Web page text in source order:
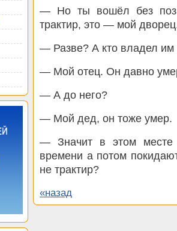
— Но ты вошёл без
трактир, это — мой
— Разве? А кто владел им
— Мой отец. Он давно
— А до него?
— Мой дед, он тоже умер.
— Значит в этом месте
времени а потом
не трактир?
«назад